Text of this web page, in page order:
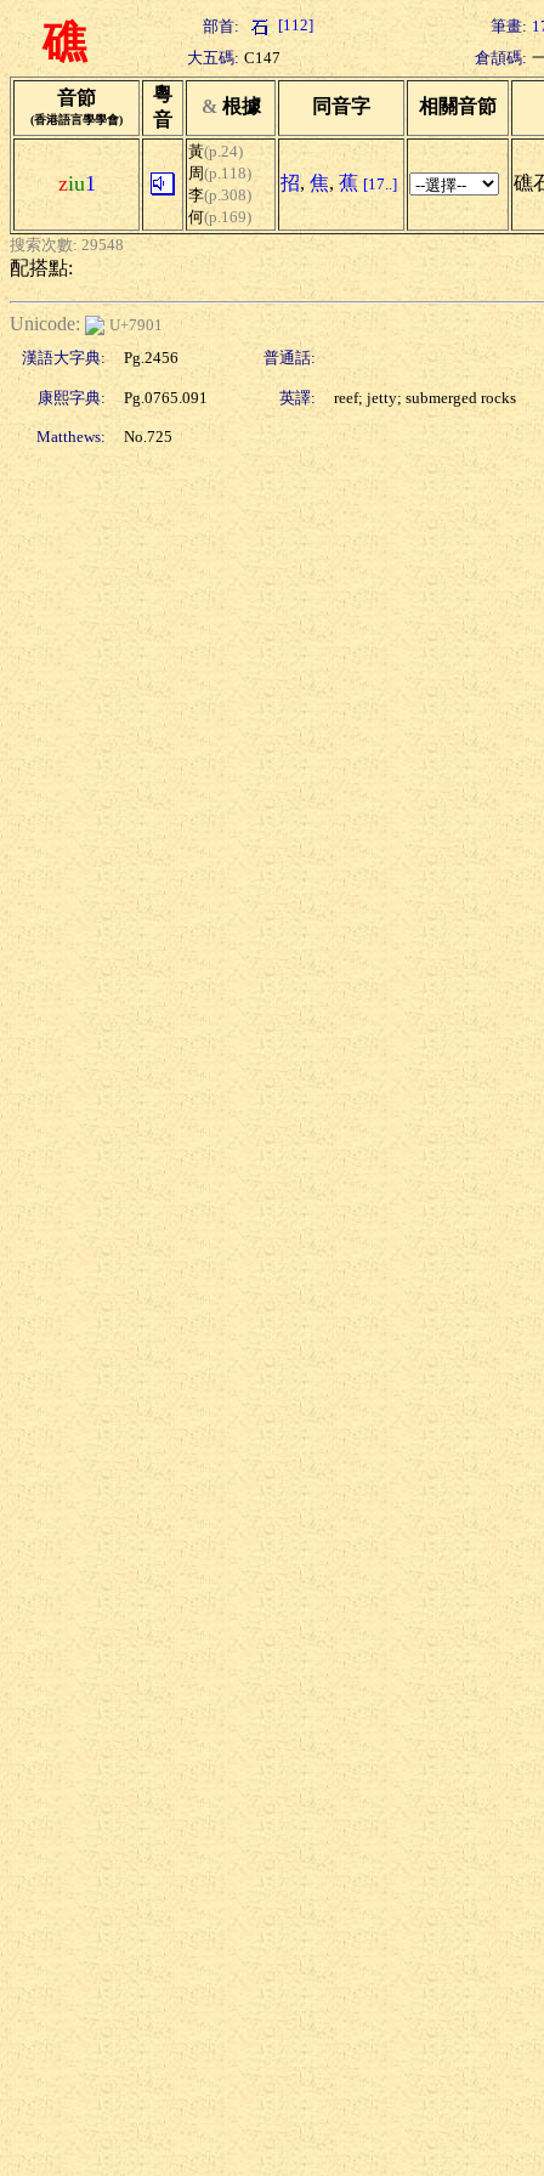
礁 部首: [112] 筆畫:
大五碼: C147 倉頡碼:
音節
(香港語言學學會)
粵
音
& 根據 同音字 相關音節
ziu1
黃(p.24)
周(p.118)
李(p.308)
何(p.169)
招, 焦, 蕉 [17..] 礁
搜索次數: 29548
配搭點:
Unicode:
U+7901
漢語大字典:
Pg.2456 普通話:
康熙字典: Pg.0765.091 英譯: reef; jetty; submerged rocks
Matthews: No.725